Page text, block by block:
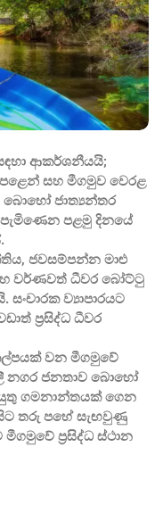
ආකර්ශනීයයි;
සහ මීගමුව වෙරළ
ජාත්‍යන්තර
පැමිණෙන පළමු දිනයේ
ජවසම්පන්න මාළු
වර්ණවත් ධීවර බෝට්ටු
ව්‍යාපාරයට
ප්‍රසිද්ධ ධීවර
වන මීගමුවේ
නගර ජනතාව බොහෝ
යුතු ගමනාන්තයක් ගෙන
තරු පහේ සැඟවුණු
ප්‍රසිද්ධ ස්ථාන